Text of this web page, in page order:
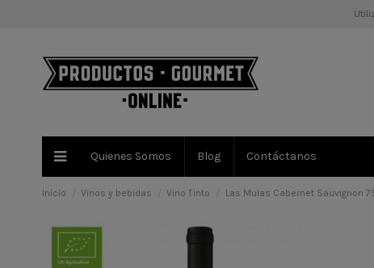
Quienes Somos Blog Contáctanos
Inicio Vinos y bebidas Vino Tinto Las Mulas Cabernet Sauvignon